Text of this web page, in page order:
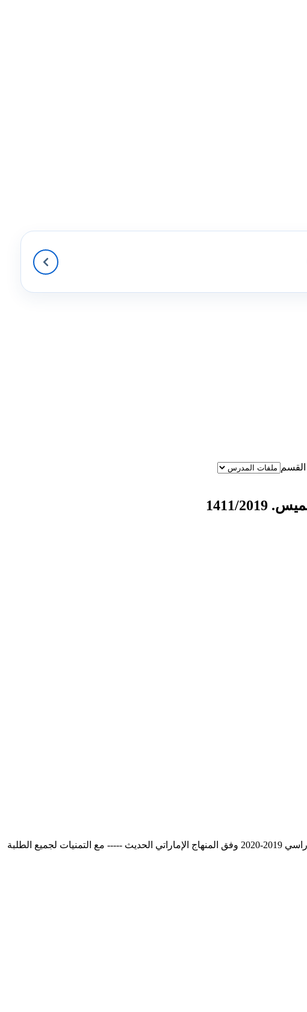
القسم
الخطة الأسبوعية المدرسة الوطنية عجمان قسم رياض الأطفال من الأحد 1011 إلى الخميس. 1411/2019 للفصل الأول من العام الدراسي 2019-2020 وفق المنهاج الإماراتي الحديث ----- مع التمنيات لجميع الطلبة